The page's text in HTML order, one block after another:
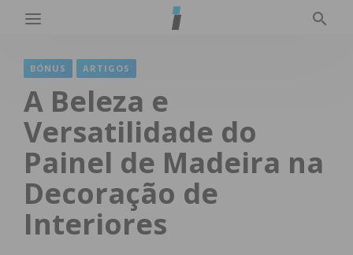
BÓNUS ARTIGOS
A Beleza e
Versatilidade do
Painel de Madeira na
Decoração de
Interiores